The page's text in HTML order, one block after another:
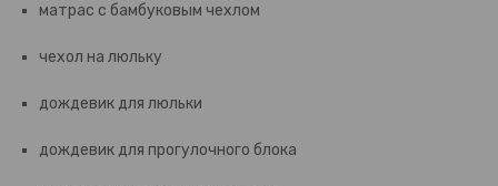
матрас с бамбуковым чехлом
чехол на люльку
дождевик для люльки
дождевик для прогулочного блока